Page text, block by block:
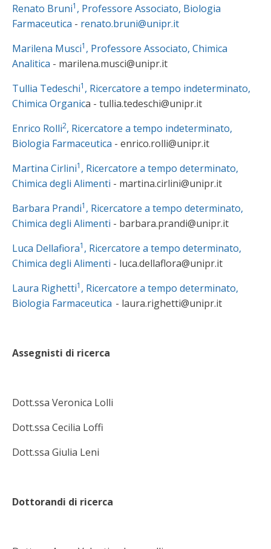
Renato Bruni1 , Professore Associato, Biologia
Farmaceutica - renato.bruni@unipr.it
Marilena Musci1 , Professore Associato, Chimica
Analitica - marilena.musci@unipr.it
Tullia Tedeschi1 , Ricercatore a tempo indeterminato,
Chimica Organica - tullia.tedeschi@unipr.it
Enrico Rolli2, Ricercatore a tempo indeterminato,
Biologia Farmaceutica - enrico.rolli@unipr.it
Martina Cirlini1 , Ricercatore a tempo determinato,
Chimica degli Alimenti - martina.cirlini@unipr.it
Barbara Prandi1 , Ricercatore a tempo determinato,
Chimica degli Alimenti - barbara.prandi@unipr.it
Luca Dellafiora1 , Ricercatore a tempo determinato,
Chimica degli Alimenti - luca.dellaflora@unipr.it
Laura Righetti1 , Ricercatore a tempo determinato,
Biologia Farmaceutica - laura.righetti@unipr.it
Assegnisti di ricerca
Dott.ssa Veronica Lolli
Dott.ssa Cecilia Loffi
Dott.ssa Giulia Leni
Dottorandi di ricerca